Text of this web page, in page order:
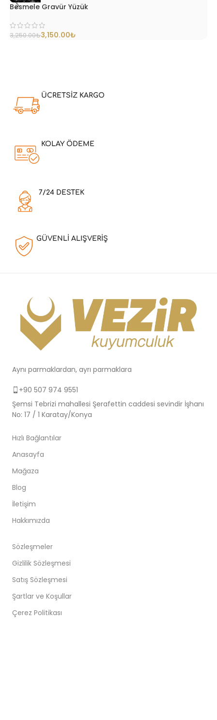
Besmele Gravür Yüzük
3,250.00₺3,150.00₺
ÜCRETSİZ KARGO
KOLAY ÖDEME
7/24 DESTEK
GÜVENLİ ALIŞVERİŞ
Aynı parmaklardan, ayrı parmaklara
+90 507 974 9551
Şemsi Tebrizi mahallesi Şerafettin caddesi sevindir İşhanı
No: 17 / 1 Karatay/Konya
Hızlı Bağlantılar
Anasayfa
Mağaza
Blog
İletişim
Hakkımızda
Sözleşmeler
Gizlilik Sözleşmesi
Satış Sözleşmesi
Şartlar ve Koşullar
Çerez Politikası